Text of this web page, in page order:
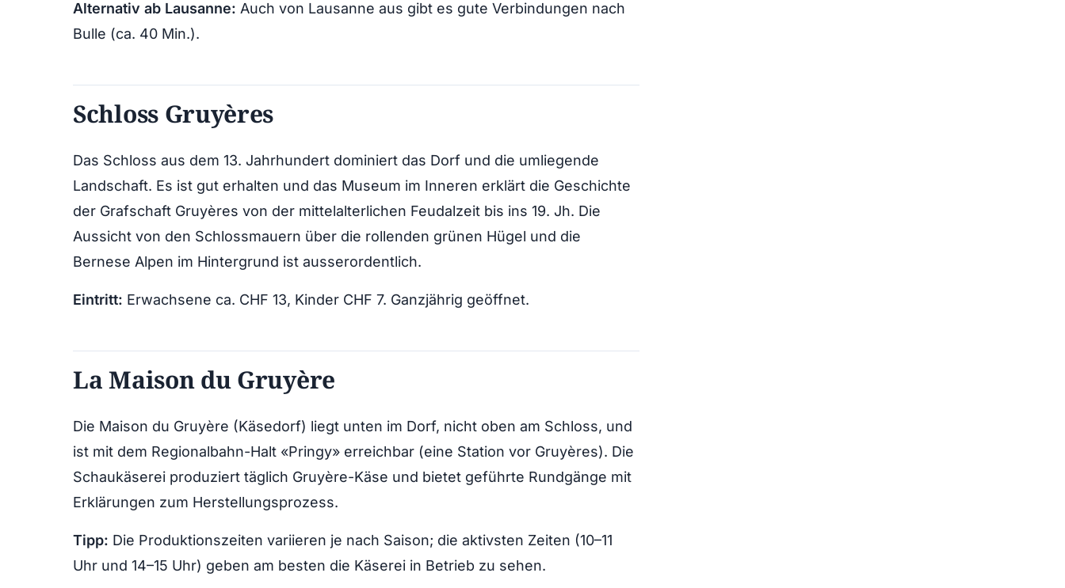
Alternativ ab Lausanne: Auch von Lausanne aus gibt es gute Verbindungen nach
Bulle (ca. 40 Min.).
Schloss Gruyères
Das Schloss aus dem 13. Jahrhundert dominiert das Dorf und die umliegende
Landschaft. Es ist gut erhalten und das Museum im Inneren erklärt die Geschichte
der Grafschaft Gruyères von der mittelalterlichen Feudalzeit bis ins 19. Jh. Die
Aussicht von den Schlossmauern über die rollenden grünen Hügel und die
Bernese Alpen im Hintergrund ist ausserordentlich.
Eintritt: Erwachsene ca. CHF 13, Kinder CHF 7. Ganzjährig geöffnet.
La Maison du Gruyère
Die Maison du Gruyère (Käsedorf) liegt unten im Dorf, nicht oben am Schloss, und
ist mit dem Regionalbahn-Halt «Pringy» erreichbar (eine Station vor Gruyères). Die
Schaukäserei produziert täglich Gruyère-Käse und bietet geführte Rundgänge mit
Erklärungen zum Herstellungsprozess.
Tipp: Die Produktionszeiten variieren je nach Saison; die aktivsten Zeiten (10–11
Uhr und 14–15 Uhr) geben am besten die Käserei in Betrieb zu sehen.